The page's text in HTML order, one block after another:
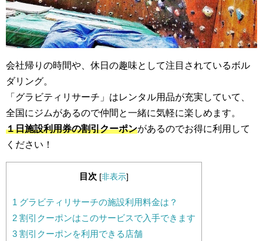
会社帰りの時間や、休日の趣味として注目されているボル
ダリング。
「グラビティリサーチ」はレンタル用品が充実していて、
全国にジムがあるので仲間と一緒に気軽に楽しめます。
１日施設利用券の割引クーポンがあるのでお得に利用して
ください！
目次 [非表示]
1 グラビティリサーチの施設利用料金は？
2 割引クーポンはこのサービスで入手できます
3 割引クーポンを利用できる店舗